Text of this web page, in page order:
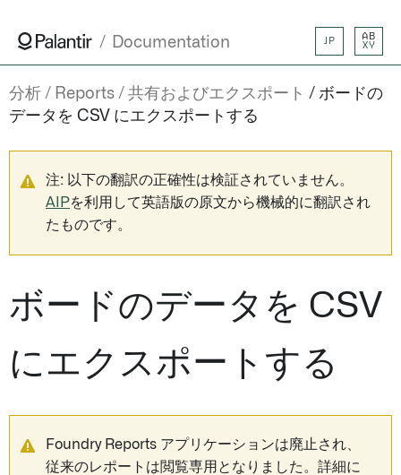
Documentation JP
AB
XY
分析 Reports 共有およびエクスポート
ボードの
データを CSV にエクスポートする
注: 以下の翻訳の正確性は検証されていません。
AIPを利用して英語版の原文から機械的に翻訳され
たものです。
ボードのデータを CSV
にエクスポートする
Foundry Reports アプリケーションは廃止され、
従来のレポートは閲覧専用となりました。詳細に